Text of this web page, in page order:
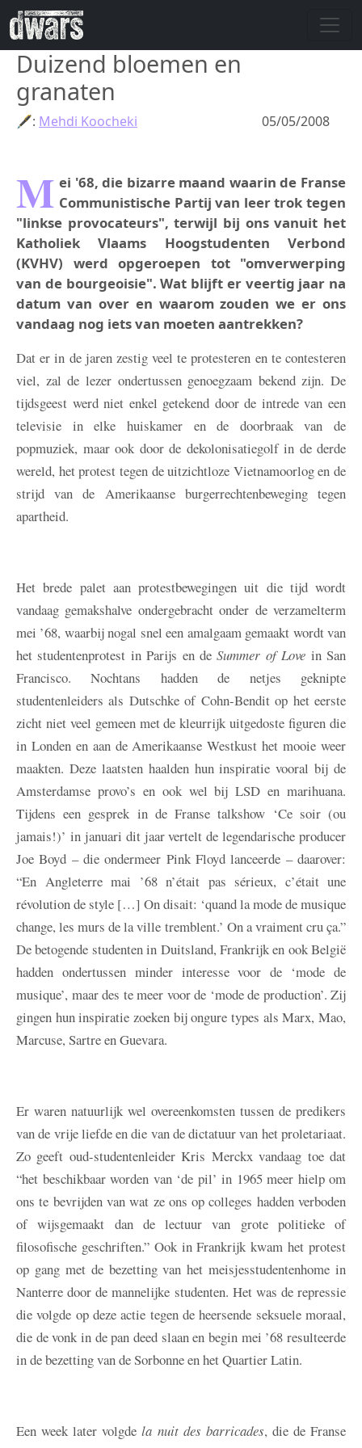
Overslaan en naar de inhoud gaan
Duizend bloemen en
granaten
05/05/2008
🖋: Mehdi Koocheki
M ei '68, die bizarre maand waarin de Franse
Communistische Partij van leer trok tegen
"linkse provocateurs", terwijl bij ons vanuit het
Katholiek Vlaams Hoogstudenten Verbond
(KVHV) werd opgeroepen tot "omverwerping
van de bourgeoisie". Wat blijft er veertig jaar na
datum van over en waarom zouden we er ons
vandaag nog iets van moeten aantrekken?
Dat er in de jaren zestig veel te protesteren en te contesteren
viel, zal de lezer ondertussen genoegzaam bekend zijn. De
tijdsgeest werd niet enkel getekend door de intrede van een
televisie in elke huiskamer en de doorbraak van de
popmuziek, maar ook door de dekolonisatiegolf in de derde
wereld, het protest tegen de uitzichtloze Vietnamoorlog en de
strijd van de Amerikaanse burgerrechtenbeweging tegen
apartheid.
Het brede palet aan protestbewegingen uit die tijd wordt
vandaag gemakshalve ondergebracht onder de verzamelterm
mei ’68, waarbij nogal snel een amalgaam gemaakt wordt van
het studentenprotest in Parijs en deSummer of Love in San
Francisco. Nochtans hadden de netjes geknipte
studentenleiders als Dutschke of Cohn-Bendit op het eerste
zicht niet veel gemeen met de kleurrijk uitgedoste figuren die
in Londen en aan de Amerikaanse Westkust het mooie weer
maakten. Deze laatsten haalden hun inspiratie vooral bij de
Amsterdamse provo’s en ook wel bij LSD en marihuana.
Tijdens een gesprek in de Franse talkshow ‘Ce soir (ou
jamais!)’ in januari dit jaar vertelt de legendarische producer
Joe Boyd – die ondermeer Pink Floyd lanceerde – daarover:
“En Angleterre mai ’68 n’était pas sérieux, c’était une
révolution de style […] On disait: ‘quand la mode de musique
change, les murs de la ville tremblent.’ On a vraiment cru ça.”
De betogende studenten in Duitsland, Frankrijk en ook België
hadden ondertussen minder interesse voor de ‘mode de
musique’, maar des te meer voor de ‘mode de production’. Zij
gingen hun inspiratie zoeken bij ongure types als Marx, Mao,
Marcuse, Sartre en Guevara.
Er waren natuurlijk wel overeenkomsten tussen de predikers
van de vrije liefde en die van de dictatuur van het proletariaat.
Zo geeft oud-studentenleider Kris Merckx vandaag toe dat
“het beschikbaar worden van ‘de pil’ in 1965 meer hielp om
ons te bevrijden van wat ze ons op colleges hadden verboden
of wijsgemaakt dan de lectuur van grote politieke of
filosofische geschriften.” Ook in Frankrijk kwam het protest
op gang met de bezetting van het meisjesstudentenhome in
Nanterre door de mannelijke studenten. Het was de repressie
die volgde op deze actie tegen de heersende seksuele moraal,
die de vonk in de pan deed slaan en begin mei ’68 resulteerde
in de bezetting van de Sorbonne en het Quartier Latin.
Een week later volgdela nuit des barricades, die de Franse